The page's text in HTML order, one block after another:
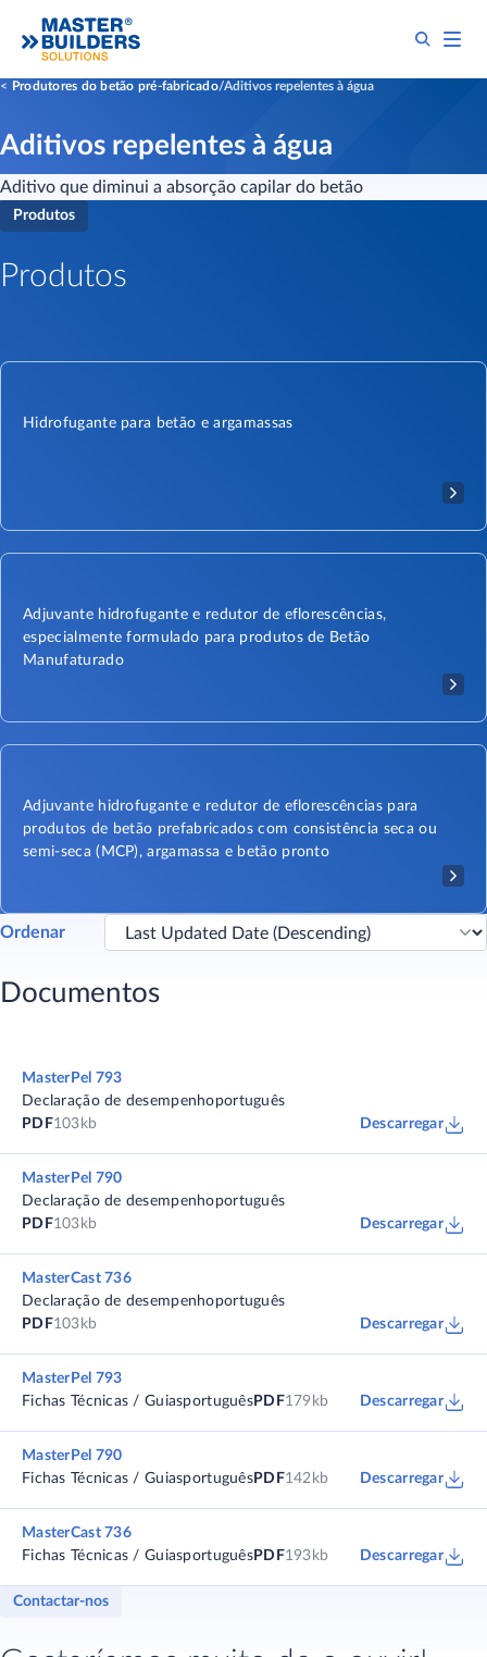
Produtores do betão pré-fabricado Aditivos repelentes à água
Aditivos repelentes à água
Aditivo que diminui a absorção capilar do betão
Produtos
Produtos
Hidrofugante para betão e argamassas
Adjuvante hidrofugante e redutor de eflorescências,
especialmente formulado para produtos de Betão
Manufaturado
Adjuvante hidrofugante e redutor de eflorescências para
produtos de betão prefabricados com consistência seca ou
semi-seca (MCP), argamassa e betão pronto
Ordenar
Documentos
MasterPel 793
Declaração de desempenhoportuguês
PDF103kb Descarregar
MasterPel 790
Declaração de desempenhoportuguês
PDF103kb Descarregar
MasterCast 736
Declaração de desempenhoportuguês
PDF103kb Descarregar
MasterPel 793
Fichas Técnicas / GuiasportuguêsPDF179kb Descarregar
MasterPel 790
Fichas Técnicas / GuiasportuguêsPDF142kb Descarregar
MasterCast 736
Fichas Técnicas / GuiasportuguêsPDF193kb Descarregar
Contactar-nos